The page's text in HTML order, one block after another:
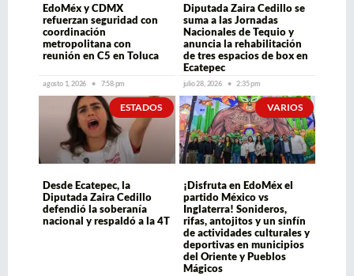
EdoMéx y CDMX
refuerzan seguridad con
coordinación
metropolitana con
reunión en C5 en Toluca
agosto 1, 2026 7:58 pm
Diputada Zaira Cedillo se
suma a las Jornadas
Nacionales de Tequio y
anuncia la rehabilitación
de tres espacios de box en
Ecatepec
julio 28, 2026 2:35 pm
ESTADOS
Desde Ecatepec, la
Diputada Zaira Cedillo
defendió la soberanía
nacional y respaldó a la 4T
VARIOS
¡Disfruta en EdoMéx el
partido México vs
Inglaterra! Sonideros,
rifas, antojitos y un sinfín
de actividades culturales y
deportivas en municipios
del Oriente y Pueblos
Mágicos